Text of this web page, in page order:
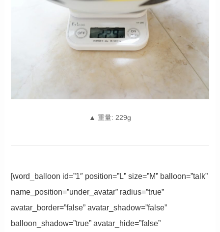
▲ 重量: 229g
[word_balloon id=”1″ position=”L” size=”M” balloon=”talk”
name_position=”under_avatar” radius=”true”
avatar_border=”false” avatar_shadow=”false”
balloon_shadow=”true” avatar_hide=”false”